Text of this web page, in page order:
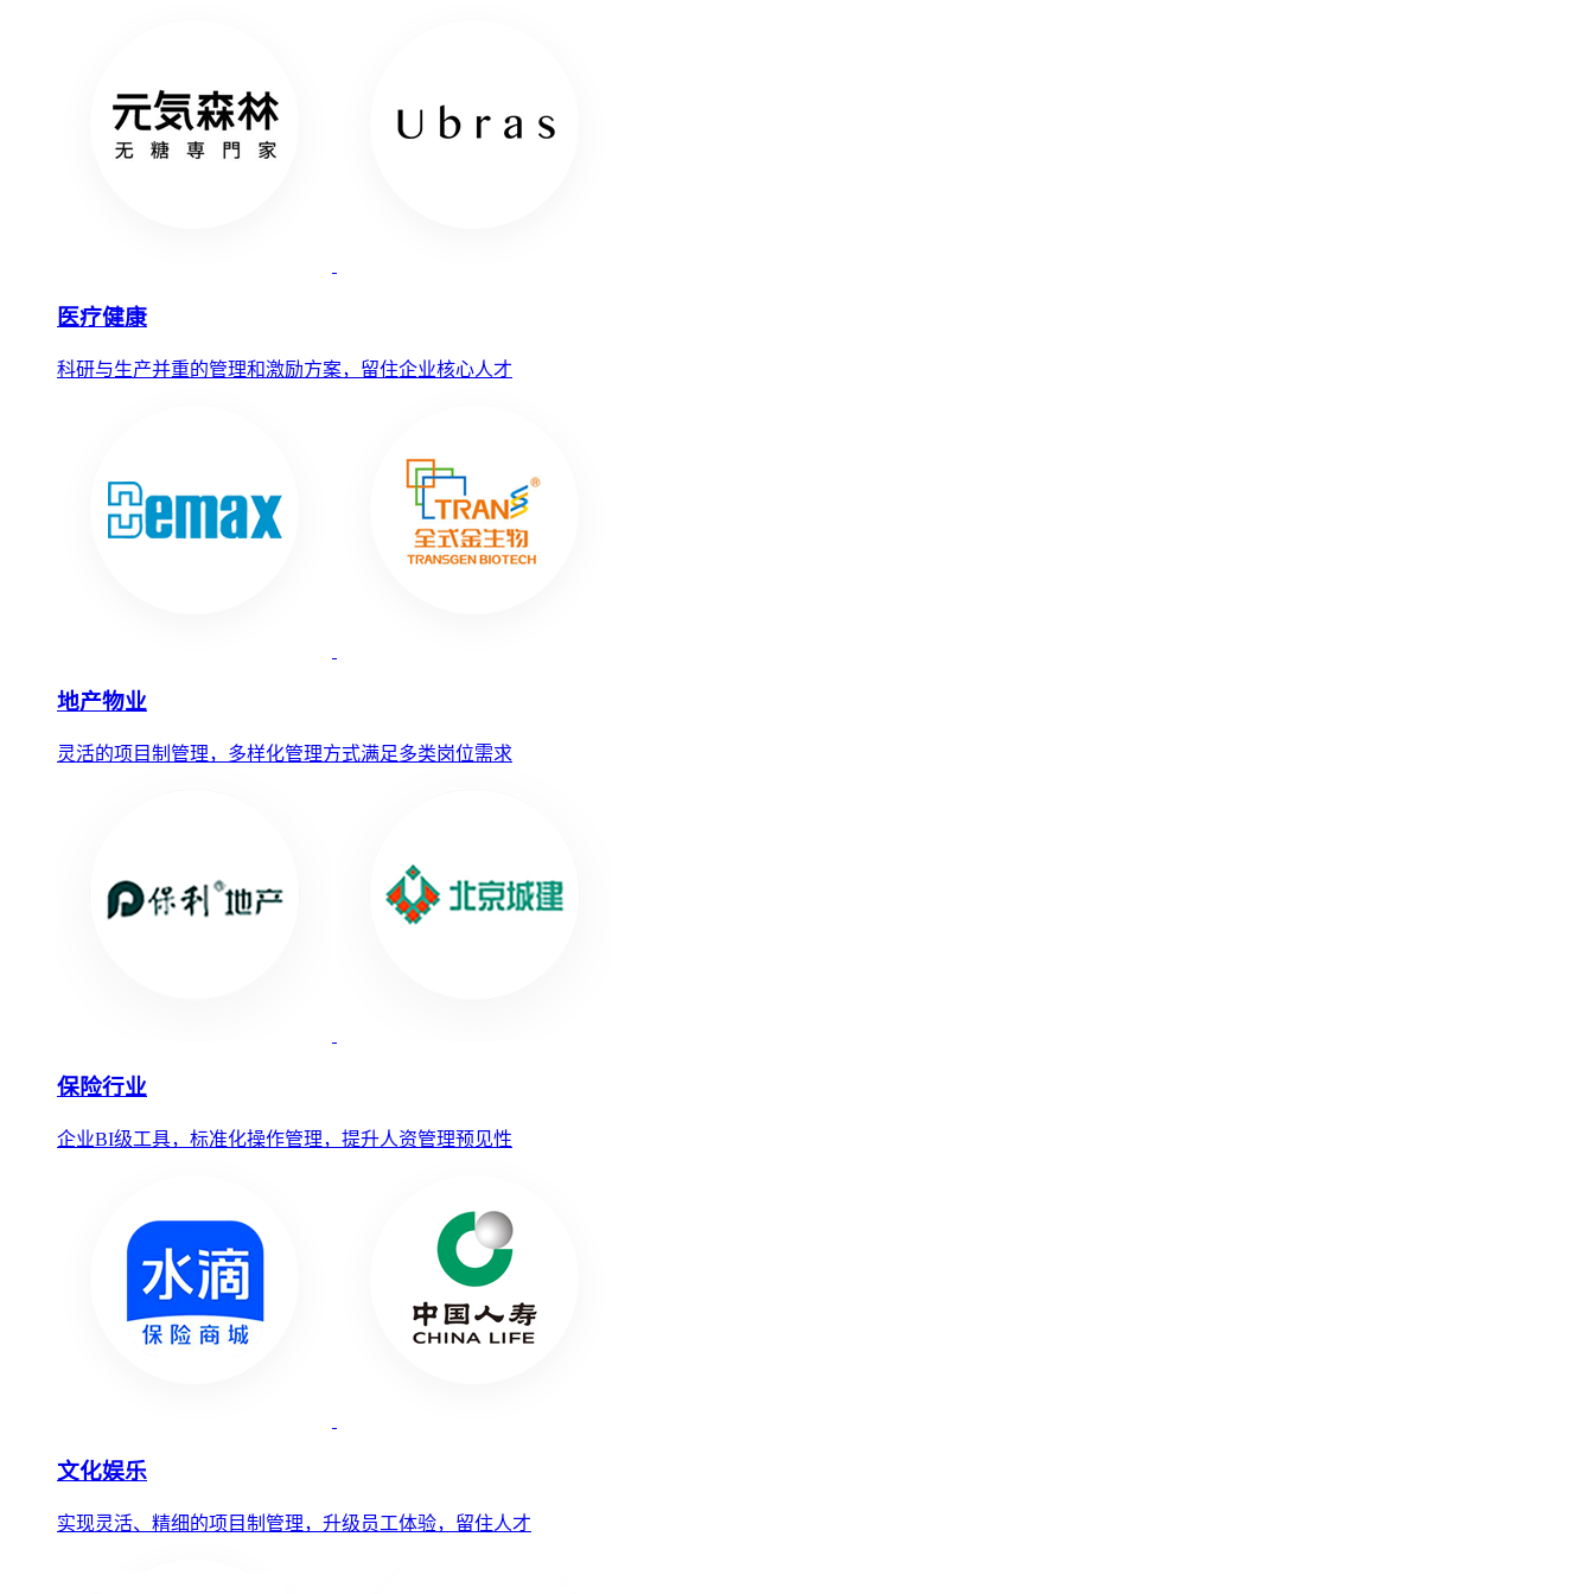
医疗健康
科研与生产并重的管理和激励方案，留住企业核心人才
地产物业
灵活的项目制管理，多样化管理方式满足多类岗位需求
保险行业
企业BI级工具，标准化操作管理，提升人资管理预见性
文化娱乐
实现灵活、精细的项目制管理，升级员工体验，留住人才